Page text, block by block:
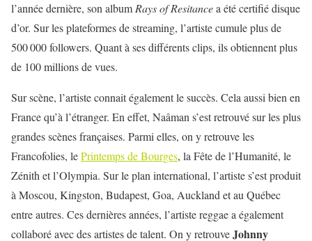
l’année dernière, son album Raysof Resitancea été certifié disque
d’or. Sur les plateformes de streaming, l’artiste cumule plus de
500 000 followers. Quant à ses différents clips, ils obtiennent plus
de 100 millions de vues.
Sur scène, l’artiste connait également le succès. Cela aussi bien en
France qu’à l’étranger. En effet, Naâman s’est retrouvé sur les plus
grandes scènes françaises. Parmi elles, on y retrouve les
Francofolies, lePrintemps de Bourges, la Fête de l’Humanité, le
Zénith et l’Olympia. Sur le plan international, l’artiste s’est produit
à Moscou, Kingston, Budapest, Goa, Auckland et au Québec
entre autres. Ces dernières années, l’artiste reggae a également
collaboré avec des artistes de talent. On y retrouveJohnny